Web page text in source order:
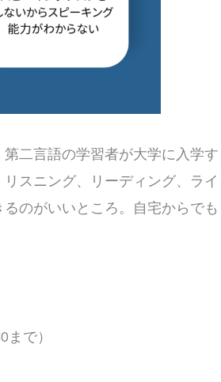
二言語の学習者が大学に入学す
スニング、リーディング、ライ
のがいいところ。自宅からでも
で）